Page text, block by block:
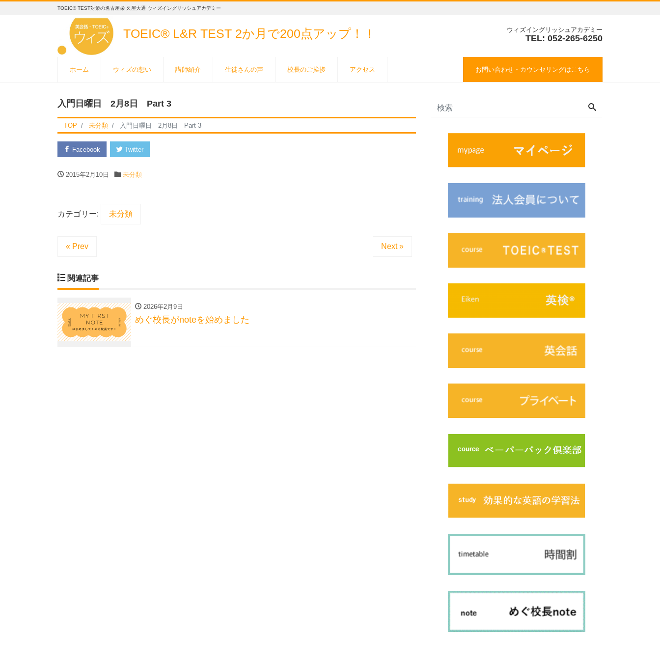
TOEIC® TEST対策の名古屋栄 久屋大通 ウィズイングリッシュアカデミー
TOEIC® L&R TEST 2か月で200点アップ！！ ウィズイングリッシュアカデミー
TEL: 052-265-6250
ホーム ウィズの想い 講師紹介 生徒さんの声 校長のご挨拶 アクセス お問い合わせ・カウンセリングはこちら
入門日曜日 2月8日 Part 3
TOP 未分類 入門日曜日 2月8日 Part 3
Facebook Twitter
2015年2月10日 未分類
カテゴリー: 未分類
« Prev Next »
関連記事
2026年2月9日
めぐ校長がnoteを始めました